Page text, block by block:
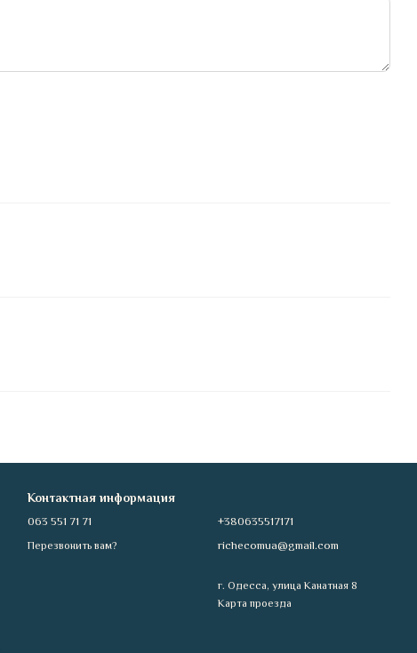
Контактная информация
063 551 71 71
Перезвонить вам?
+380635517171
richecomua@gmail.com
г. Одесса, улица Канатная 8
Карта проезда